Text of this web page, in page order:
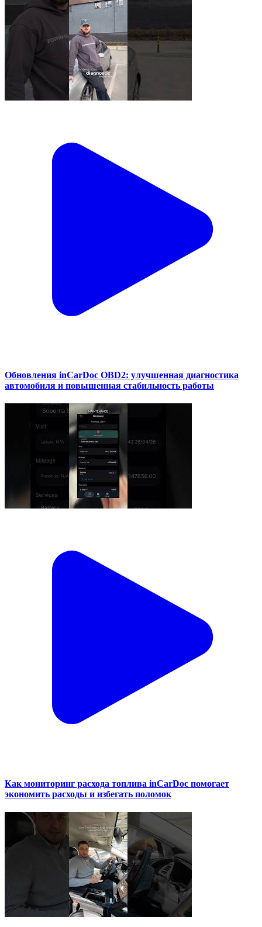
Обновления inCarDoc OBD2: улучшенная диагностика
автомобиля и повышенная стабильность работы
Как мониторинг расхода топлива inCarDoc помогает
экономить расходы и избегать поломок